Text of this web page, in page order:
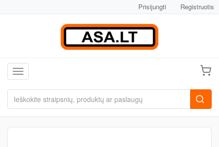
Prisijungti Registruotis
Toggle navigation